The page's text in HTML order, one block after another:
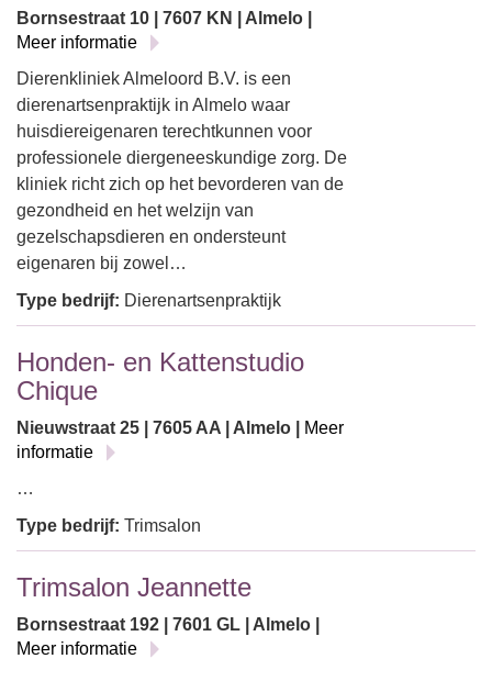
Bornsestraat 10 | 7607 KN | Almelo |
Meer informatie
Dierenkliniek Almeloord B.V. is een
dierenartsenpraktijk in Almelo waar
huisdiereigenaren terechtkunnen voor
professionele diergeneeskundige zorg. De
kliniek richt zich op het bevorderen van de
gezondheid en het welzijn van
gezelschapsdieren en ondersteunt
eigenaren bij zowel…
Type bedrijf: Dierenartsenpraktijk
Honden- en Kattenstudio
Chique
Nieuwstraat 25 | 7605 AA | Almelo |
Meer
informatie
…
Type bedrijf: Trimsalon
Trimsalon Jeannette
Bornsestraat 192 | 7601 GL | Almelo |
Meer informatie